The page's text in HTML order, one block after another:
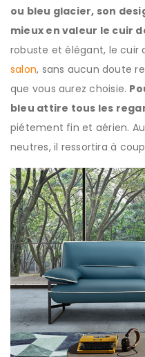
ou bleu glacier, son
mieux en valeur le cuir
robuste et élégant, le cuir
salon, sans aucun doute
que vous aurez choisie.
bleu attire tous les
piétement fin et aérien.
neutres, il ressortira à